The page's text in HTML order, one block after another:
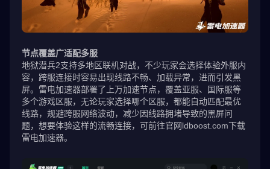
节点覆盖广适配多服
地狱潜兵2支持多地区联机对战，不少玩家会选择体验外服内
容，跨服连接时容易出现线路不畅、加载异常，进而引发黑
屏。雷电加速器部署了上万加速节点，覆盖亚服、国际服等
多个游戏区服，无论玩家选择哪个区服，都能自动匹配最优
线路，规避跨服网络波动，减少因线路拥堵导致的黑屏问
题，想要体验这样的流畅连接，可前往官网ldboost.com下载
雷电加速器。